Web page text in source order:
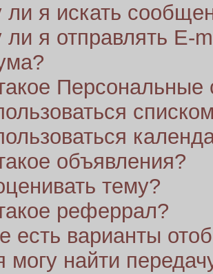
ли я искать
ли я отправлять E-
объявления?
тему?
реферрал?
есть варианты
могу найти